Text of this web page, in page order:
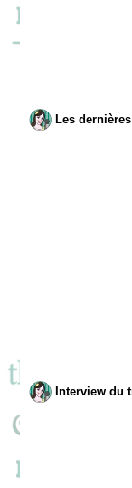
Les
Interview du